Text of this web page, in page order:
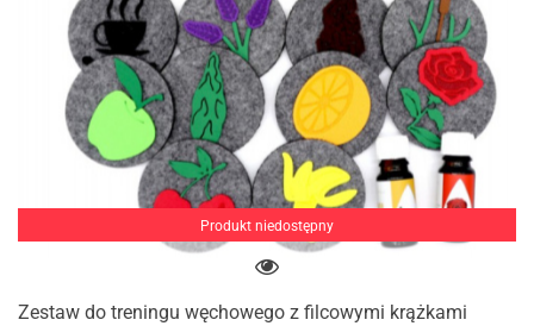
Produkt niedostępny
Zestaw do treningu węchowego z filcowymi krążkami